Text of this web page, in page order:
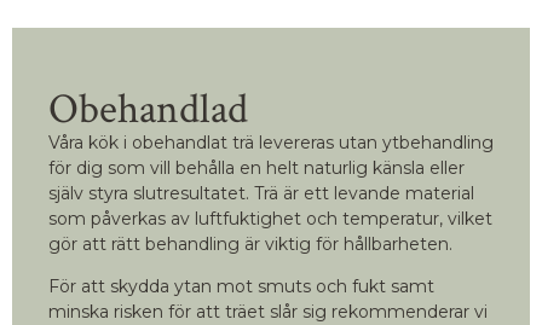
Obehandlad
Våra kök i obehandlat trä levereras utan ytbehandling
för dig som vill behålla en helt naturlig känsla eller
själv styra slutresultatet. Trä är ett levande material
som påverkas av luftfuktighet och temperatur, vilket
gör att rätt behandling är viktig för hållbarheten.
För att skydda ytan mot smuts och fukt samt
minska risken för att träet slår sig rekommenderar vi